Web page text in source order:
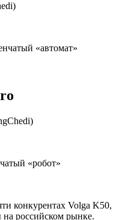
«автомат»
«робот»
конкурентах Volga K50,
российском рынке.